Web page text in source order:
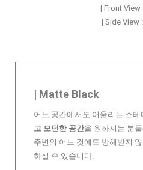
| Front View
| Side View
| Matte Black
어느 공간에서도 어울리는 스
고 모던한 공간을 원하시는 분
주변의 어느 것에도 방해받지
하실 수 있습니다.